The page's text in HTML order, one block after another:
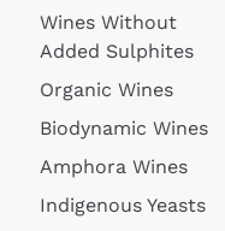
Wines Without
Added Sulphites
Organic Wines
Biodynamic Wines
Amphora Wines
Indigenous Yeasts